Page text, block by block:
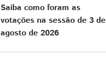
Saiba como foram as
votações na sessão de 3 de
agosto de 2026